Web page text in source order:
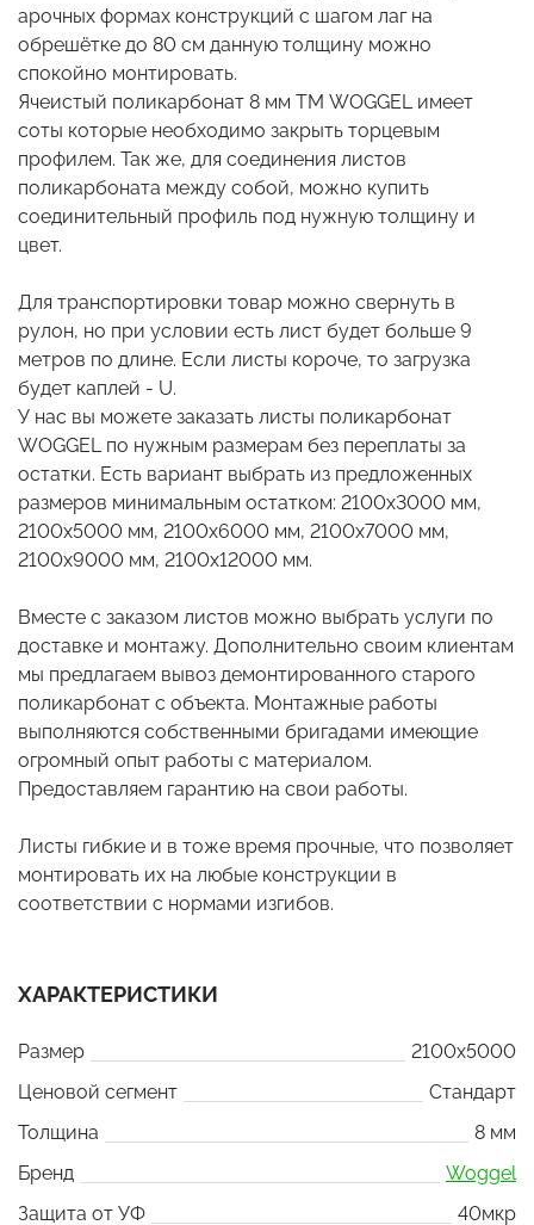
арочных формах конструкций с шагом лаг на
обрешётке до 80 см данную толщину можно
спокойно монтировать.
Ячеистый поликарбонат 8 мм ТМ WOGGEL имеет
соты которые необходимо закрыть торцевым
профилем. Так же, для соединения листов
поликарбоната между собой, можно купить
соединительный профиль под нужную толщину и
цвет.
Для транспортировки товар можно свернуть в
рулон, но при условии есть лист будет больше 9
метров по длине. Если листы короче, то загрузка
будет каплей - U.
У нас вы можете заказать листы поликарбонат
WOGGEL по нужным размерам без переплаты за
остатки. Есть вариант выбрать из предложенных
размеров минимальным остатком: 2100х3000 мм,
2100x5000 мм, 2100x6000 мм, 2100х7000 мм,
2100х9000 мм, 2100х12000 мм.
Вместе с заказом листов можно выбрать услуги по
доставке и монтажу. Дополнительно своим клиентам
мы предлагаем вывоз демонтированного старого
поликарбонат с объекта. Монтажные работы
выполняются собственными бригадами имеющие
огромный опыт работы с материалом.
Предоставляем гарантию на свои работы.
Листы гибкие и в тоже время прочные, что позволяет
монтировать их на любые конструкции в
соответствии с нормами изгибов.
ХАРАКТЕРИСТИКИ
Размер
2100x5000
Ценовой сегмент
Стандарт
Толщина
8 мм
Бренд
Woggel
Защита от УФ
40мкр